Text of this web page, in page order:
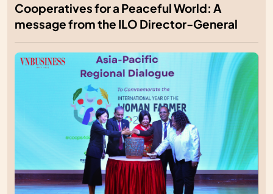
Cooperatives for a Peaceful World: A
message from the ILO Director-General